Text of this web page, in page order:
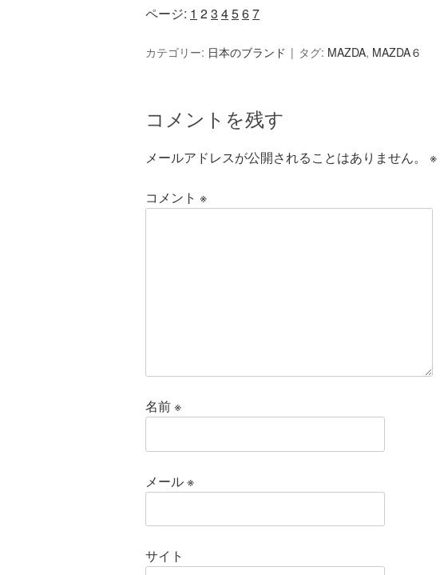
ページ: 1 23 4567
カテゴリー: 日本のブランド タグ: MAZDA, MAZDA６
コメントを残す
メールアドレスが公開されることはありません。 ※
コメント ※
名前※
メール※
サイト